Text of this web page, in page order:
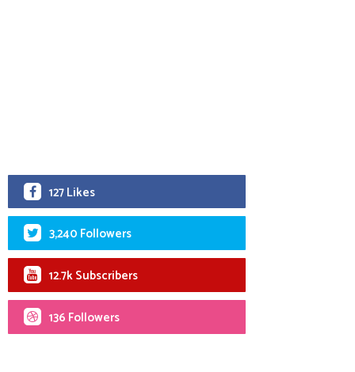
127 Likes
3,240 Followers
12.7k Subscribers
136 Followers